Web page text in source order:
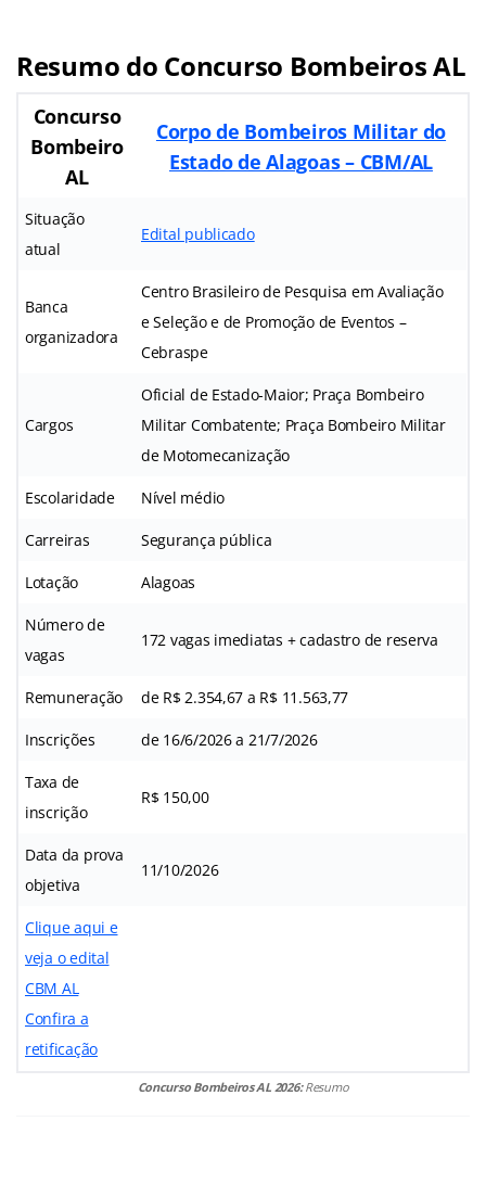
Resumo do Concurso Bombeiros AL
Concurso
Bombeiro
AL
Corpo de Bombeiros Militar do
Estado de Alagoas – CBM/AL
Situação
atual
Edital publicado
Banca
organizadora
Centro Brasileiro de Pesquisa em Avaliação
e Seleção e de Promoção de Eventos –
Cebraspe
Cargos
Oficial de Estado-Maior; Praça Bombeiro
Militar Combatente; Praça Bombeiro Militar
de Motomecanização
Escolaridade Nível médio
Carreiras Segurança pública
Lotação Alagoas
Número de
vagas
172 vagas imediatas + cadastro de reserva
Remuneração de R$ 2.354,67 a R$ 11.563,77
Inscrições de 16/6/2026 a 21/7/2026
Taxa de
inscrição
R$ 150,00
Data da prova
objetiva
11/10/2026
Clique aqui e
veja o edital
CBM AL
Confira a
retificação
Concurso Bombeiros AL 2026:Resumo